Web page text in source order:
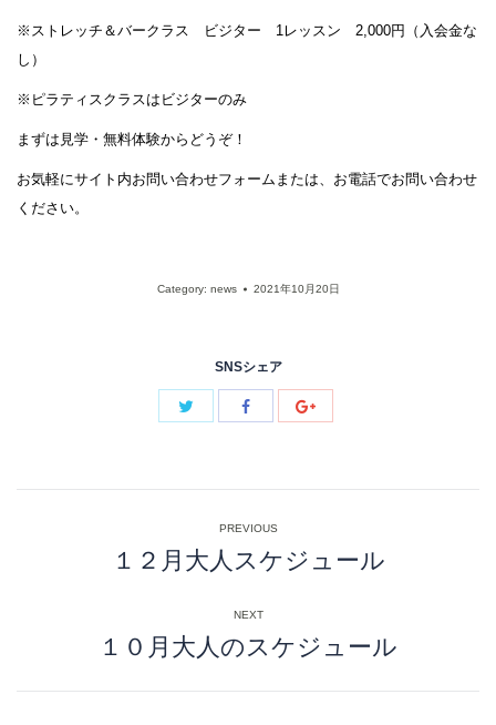
※ストレッチ＆バークラス ビジター 1レッスン 2,000円（入会金な
し）
※ピラティスクラスはビジターのみ
まずは見学・無料体験からどうぞ！
お気軽にサイト内お問い合わせフォームまたは、お電話でお問い合わせ
ください。
Category: news 2021年10月20日
SNSシェア
navigation
PREVIOUS
Previous
１２月大人スケジュール
NEXT
Next
１０月大人のスケジュール